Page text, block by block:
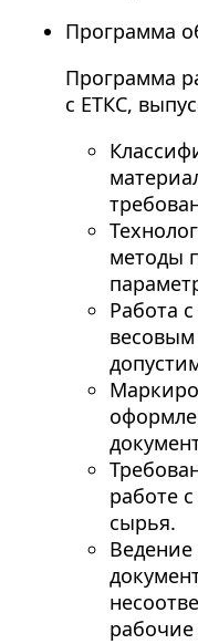
Программа
Программа
с ЕТКС,
методы
Работа
работе
сырья.
Ведение